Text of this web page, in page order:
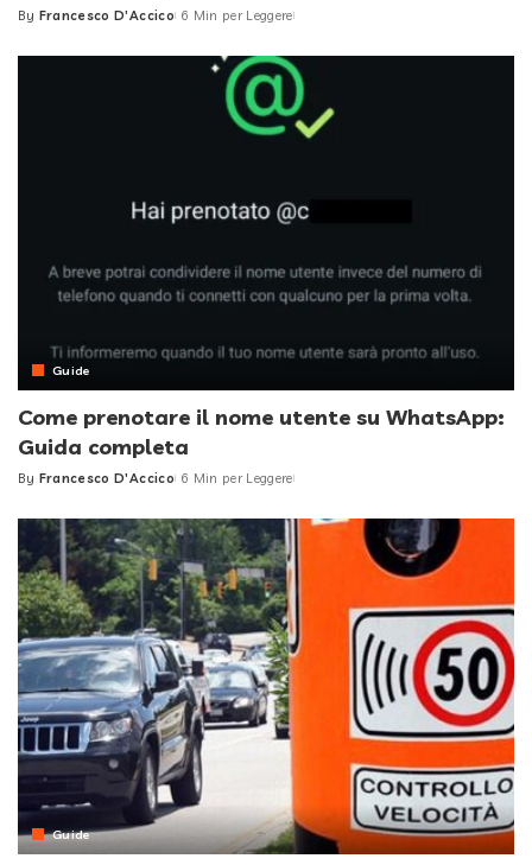
Posted
By Francesco D'Accico 6 Min per Leggere
Guide
Come prenotare il nome utente su WhatsApp:
Guida completa
Posted
By Francesco D'Accico 6 Min per Leggere
Guide